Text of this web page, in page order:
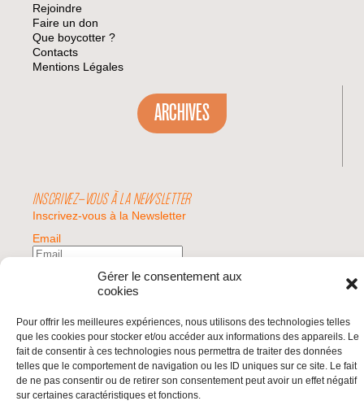
Gérer le consentement aux
cookies
Pour offrir les meilleures expériences, nous utilisons des technologies telles
que les cookies pour stocker et/ou accéder aux informations des appareils. Le
fait de consentir à ces technologies nous permettra de traiter des données
telles que le comportement de navigation ou les ID uniques sur ce site. Le fait
de ne pas consentir ou de retirer son consentement peut avoir un effet négatif
sur certaines caractéristiques et fonctions.
Rejoindre
Faire un don
Que boycotter ?
Contacts
Mentions Légales
ARCHIVES
INSCRIVEZ-VOUS À LA NEWSLETTER
Inscrivez-vous à la Newsletter
Email
Valider
© 2026 | BDS France | Boycott Désinvestissement Sanctions, la réponse
citoyenne et non-violente à l'impunité d'Israël |